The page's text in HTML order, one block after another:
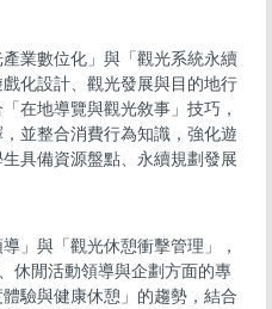
業數位化」與「觀光系統永續
化設計、觀光發展與目的地行
在地導覽與觀光敘事」技巧，
並整合消費行為知識，強化遊
具備資源盤點、永續規劃發展
與「觀光休憩衝擊管理」，
休閒活動領導與企劃方面的專
驗與健康休憩」的趨勢，結合